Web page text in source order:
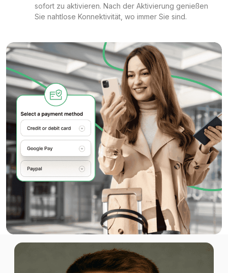
1 GB - 7 Days
Für 7 Tage
6.88 EUR
1 GB - 7 days
Für 7 Tage
6.96 EUR
1 GB - 7 days
Für 7 Tage
sofort zu aktivieren. Nach der Aktivierung genießen
Sie nahtlose Konnektivität, wo immer Sie sind.